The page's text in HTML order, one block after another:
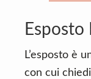
Esposto
L’esposto è
con cui